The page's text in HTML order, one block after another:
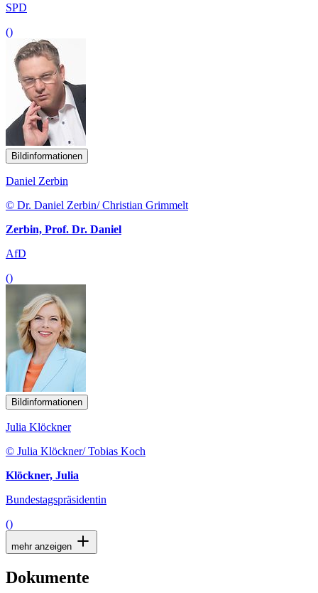
SPD
()
Bildinformationen
Daniel Zerbin
© Dr. Daniel Zerbin/ Christian Grimmelt
Zerbin, Prof. Dr. Daniel
AfD
()
Bildinformationen
Julia Klöckner
© Julia Klöckner/ Tobias Koch
Klöckner, Julia
Bundestagspräsidentin
()
mehr anzeigen
Dokumente